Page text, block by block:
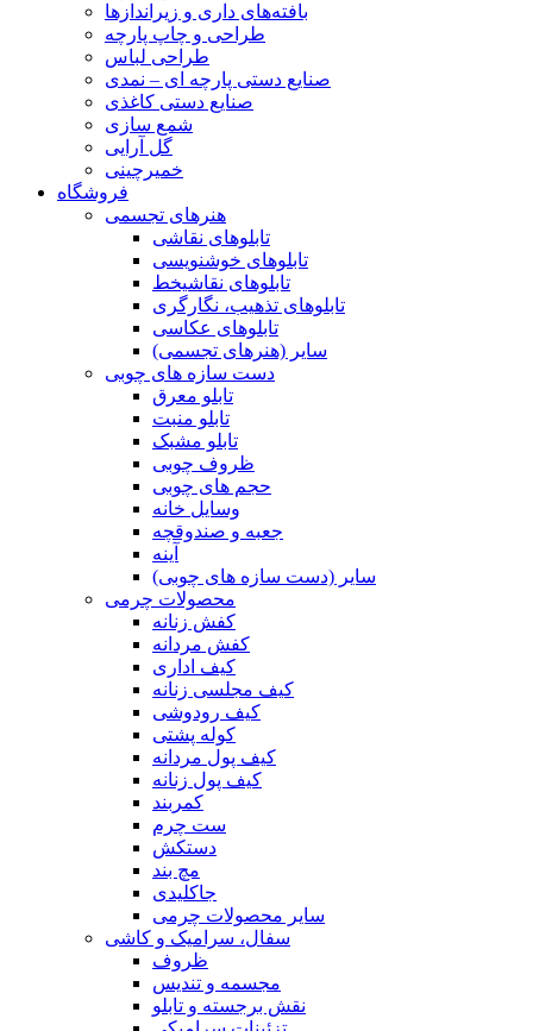
بافته‌های داری و زیراندازها
طراحی و چاپ پارچه
طراحی لباس
صنایع دستی پارچه ای – نمدی
صنایع دستی کاغذی
شمع سازی
گل آرایی
خمیرچینی
فروشگاه
هنرهای تجسمی
تابلوهای نقاشی
تابلوهای خوشنویسی
تابلوهای نقاشیخط
تابلوهای تذهیب، نگارگری
تابلوهای عکاسی
سایر (هنرهای تجسمی)
دست سازه های چوبی
تابلو معرق
تابلو منبت
تابلو مشبک
ظروف چوبی
حجم های چوبی
وسایل خانه
جعبه و صندوقچه
آینه
سایر (دست سازه های چوبی)
محصولات چرمی
کفش زنانه
کفش مردانه
کیف اداری
کیف مجلسی زنانه
کیف رودوشی
کوله پشتی
کیف پول مردانه
کیف پول زنانه
کمربند
ست چرم
دستکش
مچ بند
جاکلیدی
سایر محصولات چرمی
سفال، سرامیک و کاشی
ظروف
مجسمه و تندیس
نقش برجسته و تابلو